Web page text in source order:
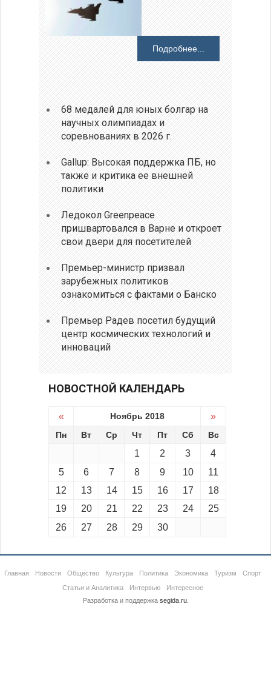
Подробнее...
68 медалей для юных болгар на
научных олимпиадах и
соревнованиях в 2026 г.
Gallup: Высокая поддержка ПБ, но
также и критика ее внешней
политики
Ледокол Greenpeace
пришвартовался в Варне и откроет
свои двери для посетителей
Премьер-министр призвал
зарубежных политиков
ознакомиться с фактами о Банско
Премьер Радев посетил будущий
центр космических технологий и
инноваций
НОВОСТНОЙ КАЛЕНДАРЬ
« Ноябрь 2018 »
Пн Вт Ср Чт Пт Сб Вс
1 2 3
4
5
6 7 8 9 10
11
12
13 14 15 16 17
18
19
20 21 22 23 24
25
26
27 28 29 30
Главная Новости Общество Культура Политика Экономика Туризм
Спорт
Статьи и Аналитика
Интервью
Интересное
Разработка и поддержка segida.ru.